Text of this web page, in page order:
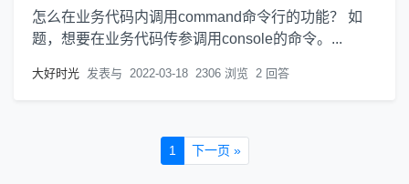
怎么在业务代码内调用command命令行的功能？ 如
题，想要在业务代码传参调用console的命令。...
大好时光 发表与 2022-03-18 2306 浏览 2 回答
1 下一页 »